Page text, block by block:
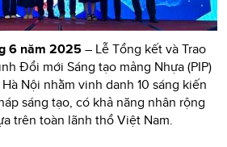
6 năm 2025– Lễ Tổng kết và Trao
Đổi mới Sáng tạo mảng Nhựa (PIP)
Nội nhằm vinh danh 10 sáng kiến
sáng tạo, có khả năng nhân rộng
trên toàn lãnh thổ Việt Nam.